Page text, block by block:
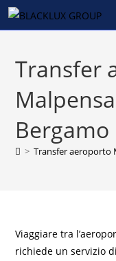
Transfer
Bergamo
> Transfer aeroporto
Viaggiare tra
richiede un servizio